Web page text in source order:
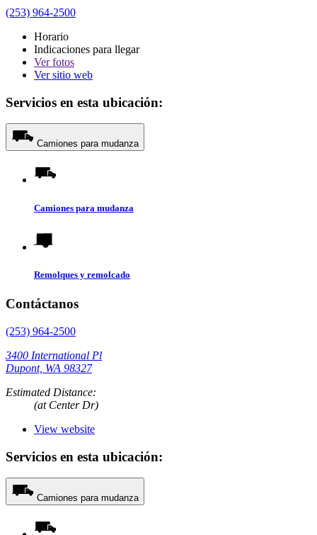
(253) 964-2500
Horario
Indicaciones para llegar
Verfotos
Ver sitio web
Servicios en esta ubicación:
Camiones para mudanza
Camiones para mudanza
Remolques y remolcado
Contáctanos
(253) 964-2500
3400 International Pl
Dupont, WA 98327
Estimated Distance:
(at Center Dr)
View website
Servicios en esta ubicación:
Camiones para mudanza